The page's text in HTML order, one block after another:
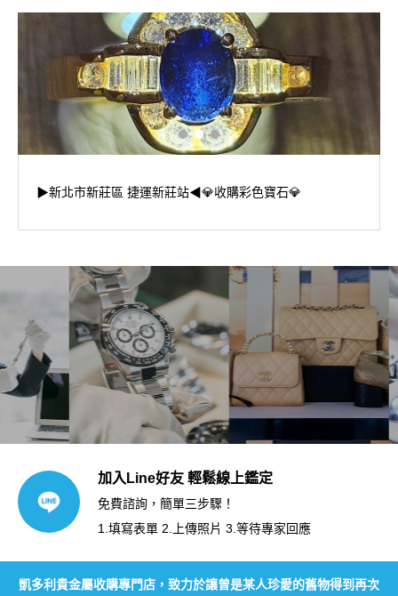
▶新北市新莊區 捷運新莊站◀💎收購彩色寶石💎
加入Line好友 輕鬆線上鑑定
免費諮詢，簡單三步驟！
1.填寫表單 2.上傳照片 3.等待專家回應
凱多利貴金屬收購專門店，致力於讓曾是某人珍愛的舊物得到再次